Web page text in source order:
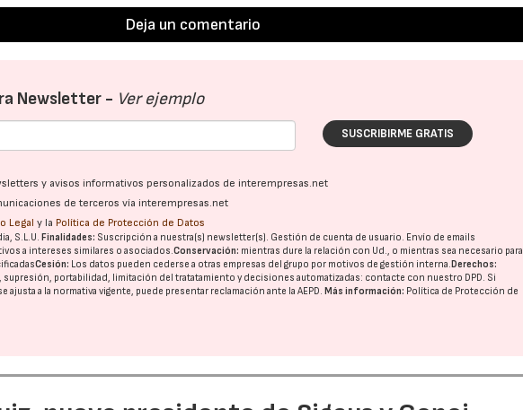
Deja un comentario
Newsletter - Ver ejemplo
SUSCRIBIRME GRATIS
y avisos informativos personalizados de interempresas.net
de terceros vía interempresas.net
Legal y la Política de Protección de Datos
S.L.U.Finalidades: Suscripción a nuestra(s) newsletter(s). Gestión de cuenta de usuario. Envío de emails
a intereses similares o asociados.Conservación: mientras dure la relación con Ud., o mientras sea necesario para
Cesión: Los datos pueden cederse a otras empresas del grupo por motivos de gestión interna.Derechos:
portabilidad, limitación del tratatamiento y decisiones automatizadas: contacte con nuestro DPD. Si
ajusta a la normativa vigente, puede presentar reclamación ante laAEPD.Más información: Política de Protección de